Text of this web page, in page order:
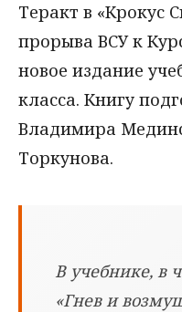
Теракт в «Крокус
прорыва ВСУ к
новое издание
класса. Книгу
Владимира
Торкунова.
В учебнике, в
«Гнев и